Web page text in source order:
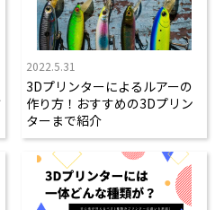
2022.5.31
3Dプリンターによるルアーの
作り方！おすすめの3Dプリン
ターまで紹介